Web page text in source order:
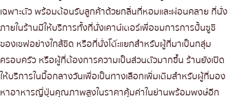
เฉพาะตัว พร้อมต้อนรับลูกค้าด้วยกลิ่นที่หอมและผ่อนคลาย ที่นั่ง
ภายในร้านมีให้บริการทั้งที่นั่งเคาน์เตอร์เพื่อชมการการปั้นซูชิ
ของเชฟอย่างใกล้ชิด หรือที่นั่งโต๊ะแยกสำหรับผู้ที่มาเป็นกลุ่ม
ครอบครัว หรือผู้ที่ต้องการความเป็นส่วนตัวมากขึ้น ร้านยังเปิด
ให้บริการในมื้อกลางวันเพื่อเป็นทางเลือกเพิ่มเติมสำหรับผู้ที่มอง
หาอาหารญี่ปุ่นคุณภาพสูงในราคาคุ้มค่าในย่านพร้อมพงษ์อีก